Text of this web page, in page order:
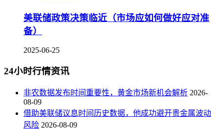
美联储政策决策临近（市场应如何做好应对准
备）
2025-06-25
24小时行情资讯
非农数据发布时间重要性，黄金市场新机会解析 2026-
08-09
借助美联储议息时间历史数据，他成功避开贵金属波动
风险 2026-08-09